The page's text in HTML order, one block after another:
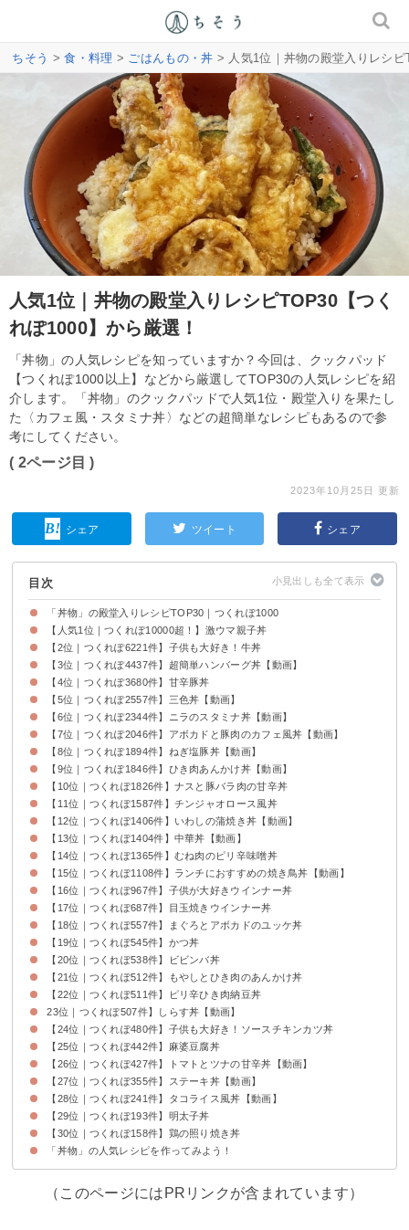
ちそう >食・料理 > ごはんもの・丼 > 人気1位｜丼物の殿堂入りレシ
人気1位｜丼物の殿堂入りレシピTOP30【つく
れぽ1000】から厳選！
「丼物」の人気レシピを知っていますか？今回は、クックパッド
【つくれぽ1000以上】などから厳選してTOP30の人気レシピを紹
介します。「丼物」のクックパッドで人気1位・殿堂入りを果たし
た〈カフェ風・スタミナ丼〉などの超簡単なレシピもあるので参
考にしてください。
( 2ページ目 )
2023年10月25日 更新
シェア ツイート シェア
目次
「丼物」の殿堂入りレシピTOP30｜つくれぽ1000
【人気1位｜つくれぽ10000超！】激ウマ親子丼
【2位｜つくれぽ6221件】子供も大好き！牛丼
【3位｜つくれぽ4437件】超簡単ハンバーグ丼【動画】
【4位｜つくれぽ3680件】甘辛豚丼
【5位｜つくれぽ2557件】三色丼【動画】
【6位｜つくれぽ2344件】ニラのスタミナ丼【動画】
【7位｜つくれぽ2046件】アボカドと豚肉のカフェ風丼【動画】
【8位｜つくれぽ1894件】ねぎ塩豚丼【動画】
【9位｜つくれぽ1846件】ひき肉あんかけ丼【動画】
【10位｜つくれぽ1826件】ナスと豚バラ肉の甘辛丼
【11位｜つくれぽ1587件】チンジャオロース風丼
【12位｜つくれぽ1406件】いわしの蒲焼き丼【動画】
【13位｜つくれぽ1404件】中華丼【動画】
【14位｜つくれぽ1365件】むね肉のピリ辛味噌丼
【15位｜つくれぽ1108件】ランチにおすすめの焼き鳥丼【動画】
【16位｜つくれぽ967件】子供が大好きウインナー丼
【17位｜つくれぽ687件】目玉焼きウインナー丼
【18位｜つくれぽ557件】まぐろとアボカドのユッケ丼
【19位｜つくれぽ545件】かつ丼
【20位｜つくれぽ538件】ビビンバ丼
【21位｜つくれぽ512件】もやしとひき肉のあんかけ丼
【22位｜つくれぽ511件】ピリ辛ひき肉納豆丼
23位｜つくれぽ507件】しらす丼【動画】
【24位｜つくれぽ480件】子供も大好き！ソースチキンカツ丼
【25位｜つくれぽ442件】麻婆豆腐丼
【26位｜つくれぽ427件】トマトとツナの甘辛丼【動画】
【27位｜つくれぽ355件】ステーキ丼【動画】
【28位｜つくれぽ241件】タコライス風丼【動画】
【29位｜つくれぽ193件】明太子丼
【30位｜つくれぽ158件】鶏の照り焼き丼
「丼物」の人気レシピを作ってみよう！
（このページにはPRリンクが含まれています）